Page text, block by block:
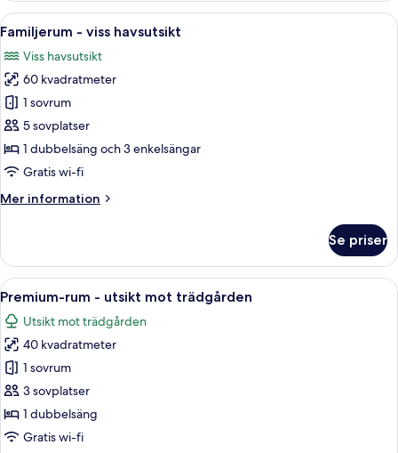
utsikt
mot
trädgården
Öppna
alla
foton
för
Familjerum
-
viss
havsutsikt
Ett hotellrum med en säng, två
13
Familjerum - viss havsutsikt
Viss havsutsikt
60 kvadratmeter
1 sovrum
5 sovplatser
1 dubbelsäng och 3 enkelsängar
Gratis wi-fi
Mer information
Mer
-
viss
havsutsikt
Se priser
Öppna
alla
foton
för
Premium-
rum
-
utsikt
Ett hotellrum med en stor säng, en
6
Premium-rum - utsikt mot trädgården
Utsikt mot trädgården
40 kvadratmeter
1 sovrum
3 sovplatser
1 dubbelsäng
Gratis wi-fi